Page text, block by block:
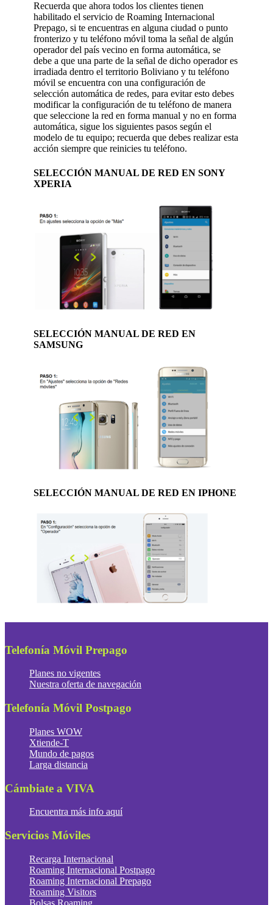
Recuerda que ahora todos los clientes tienen
habilitado el servicio de Roaming Internacional
Prepago, si te encuentras en alguna ciudad o punto
fronterizo y tu teléfono móvil toma la señal de algún
operador del país vecino en forma automática, se
debe a que una parte de la señal de dicho operador es
irradiada dentro el territorio Boliviano y tu teléfono
móvil se encuentra con una configuración de
selección automática de redes, para evitar esto debes
modificar la configuración de tu teléfono de manera
que seleccione la red en forma manual y no en forma
automática, sigue los siguientes pasos según el
modelo de tu equipo; recuerda que debes realizar esta
acción siempre que reinicies tu teléfono.
SELECCIÓN MANUAL DE RED EN SONY
XPERIA
SELECCIÓN MANUAL DE RED EN
SAMSUNG
SELECCIÓN MANUAL DE RED EN IPHONE
Telefonía Móvil Prepago
Planes no vigentes
Nuestra oferta de navegación
Telefonía Móvil Postpago
Planes WOW
Xtiende-T
Mundo de pagos
Larga distancia
Cámbiate a VIVA
Encuentra más info aquí
Servicios Móviles
Recarga Internacional
Roaming Internacional Postpago
Roaming Internacional Prepago
Roaming Visitors
Bolsas Roaming